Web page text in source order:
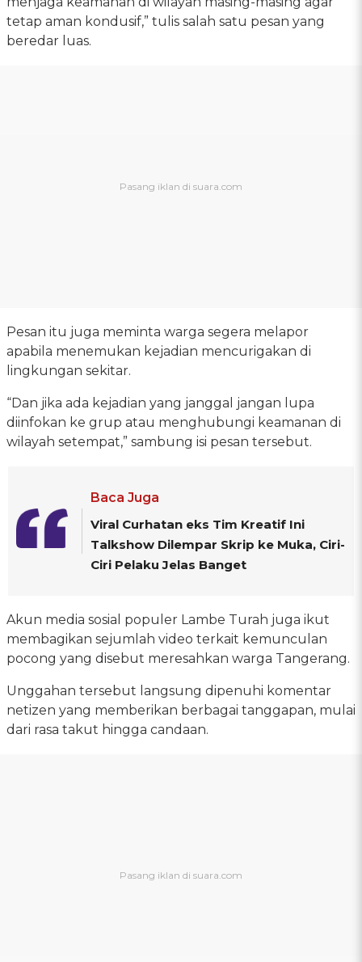
tetap aman kondusif,” tulis salah satu pesan yang
beredar luas.
Pesan itu juga meminta warga segera melapor
apabila menemukan kejadian mencurigakan di
lingkungan sekitar.
“Dan jika ada kejadian yang janggal jangan lupa
diinfokan ke grup atau menghubungi keamanan di
wilayah setempat,” sambung isi pesan tersebut.
Baca Juga
Viral Curhatan eks Tim Kreatif Ini
Talkshow Dilempar Skrip ke Muka, Ciri-
Ciri Pelaku Jelas Banget
Akun media sosial populer Lambe Turah juga ikut
membagikan sejumlah video terkait kemunculan
pocong yang disebut meresahkan warga Tangerang.
Unggahan tersebut langsung dipenuhi komentar
netizen yang memberikan berbagai tanggapan, mulai
dari rasa takut hingga candaan.